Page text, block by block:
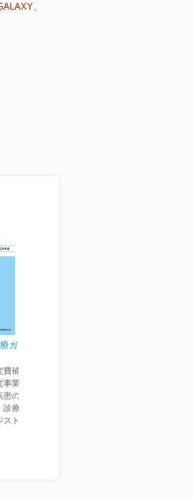
、
ガイドラ
補助金難
業 強皮
の診断基
療ガイド
トリに関